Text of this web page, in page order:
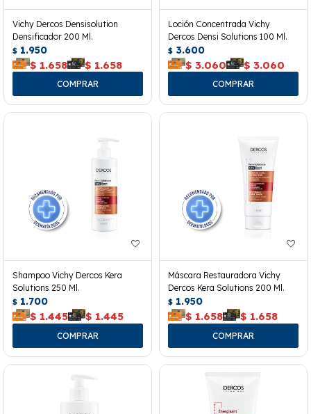
Vichy Dercos Densisolution
Densificador 200 Ml.
$ 1.950
$ 1.658 $ 1.658
Loción Concentrada Vichy
Dercos Densi Solutions 100 Ml.
$ 3.600
$ 3.060 $ 3.060
Shampoo Vichy Dercos Kera
Solutions 250 Ml.
$ 1.700
$ 1.445 $ 1.445
Máscara Restauradora Vichy
Dercos Kera Solutions 200 Ml.
$ 1.950
$ 1.658 $ 1.658